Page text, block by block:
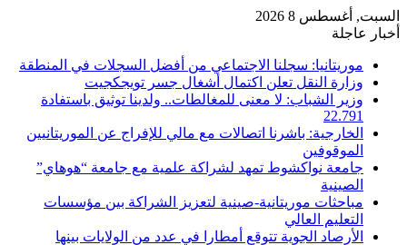
السبت, أغسطس 8 2026
أخبار عاجلة
موريتانيا: سجلنا الاجتماعي من أفضل السجلات في المنطقة
وزارة النقل تعلن اكتمال أشغال جسر تويجكجيت
وزير الشباب: لا معنى للمغالطات.. ولدينا توثيق باستفادة
22.791
الخارجية: باشرنا اتصالات مع مالي للإفراج عن الموريتانيين
الموقوفين
جامعة نواكشوط تمهد لشراكة علمية مع جامعة “هوهاي”
الصينية
مباحثات موريتانية-صينية لتعزيز الشراكة بين مؤسسات
التعليم العالي
الأرصاد الجوية تتوقع أمطارا في عدد من الولايات بينها